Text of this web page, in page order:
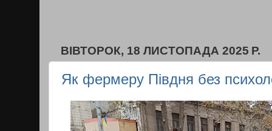
ВІВТОРОК, 18 ЛИСТОПАДА 2025 Р.
Як фермеру Півдня без